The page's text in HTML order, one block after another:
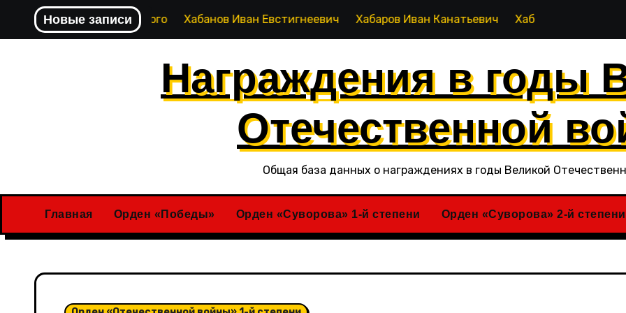
Перейти
Новые записи
Степана Янковского Хабанов Иван Евстигнеевич Хабаров Иван Канатьевич Хабиров Рашид Кагирович
Награждения в годы
Отечественной
Общая база данных о награждениях в годы Великой
Главная Орден «Победы» Орден «Суворова» 1-й степени Орден «Суворова» 2-й степени